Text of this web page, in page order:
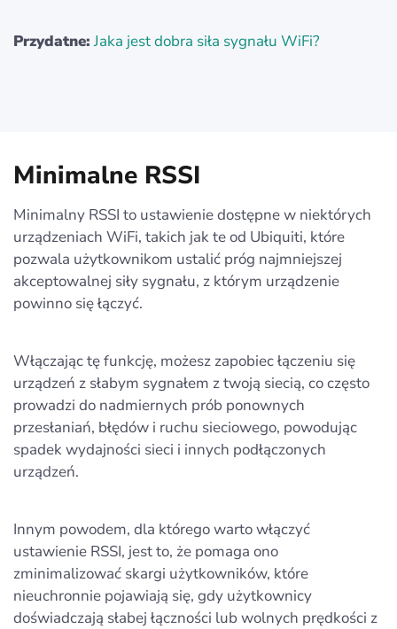
Przydatne: Jaka jest dobra siła sygnału WiFi?
Minimalne RSSI
Minimalny RSSI to ustawienie dostępne w niektórych
urządzeniach WiFi, takich jak te od Ubiquiti, które
pozwala użytkownikom ustalić próg najmniejszej
akceptowalnej siły sygnału, z którym urządzenie
powinno się łączyć.
Włączając tę funkcję, możesz zapobiec łączeniu się
urządzeń z słabym sygnałem z twoją siecią, co często
prowadzi do nadmiernych prób ponownych
przesłaniań, błędów i ruchu sieciowego, powodując
spadek wydajności sieci i innych podłączonych
urządzeń.
Innym powodem, dla którego warto włączyć
ustawienie RSSI, jest to, że pomaga ono
zminimalizować skargi użytkowników, które
nieuchronnie pojawiają się, gdy użytkownicy
doświadczają słabej łączności lub wolnych prędkości z